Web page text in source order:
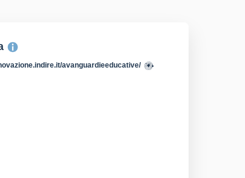
avanguardieeducative/